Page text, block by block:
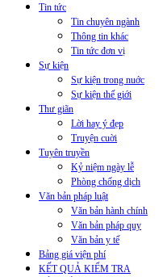
Tin tức
Tin chuyên ngành
Thông tin khác
Tin tức đơn vị
Sự kiện
Sự kiện trong nuớc
Sự kiện thế giới
Thư giãn
Lời hay ý đẹp
Truyện cuời
Tuyên truyền
Kỷ niệm ngày lễ
Phòng chống dịch
Văn bản pháp luật
Văn bản hành chính
Văn bản pháp quy
Văn bản y tế
Bảng giá viện phí
KẾT QUẢ KIỂM TRA